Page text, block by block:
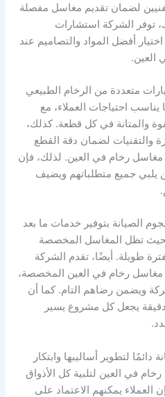
لضمان تقديم مغاسل مفصلة
توفر الشركة استشارات
أفضل المواد والتصاميم عند
العين.
متعددة من الرخام الطبيعي
احتياجات العملاء، مع
والمتانة في كل قطعة. كذلك،
والتقنيات لضمان دقة القطع
رخام في العين. لذلك، فإن
يلبي جميع متطلباتهم ويضيف
الصيانة بتوفير خدمات ما بعد
بحيث تظل المغاسل المخصصة
طويلة. أيضًا، تقدم الشركة
رخام في العين المخصصة،
ويضمن رضاهم التام. كما أن
يجعل كل مشروع يسير
لتطوير أساليبها وابتكار
في العين لتلبية كل الأذواق
العملاء يمكنهم الاعتماد على